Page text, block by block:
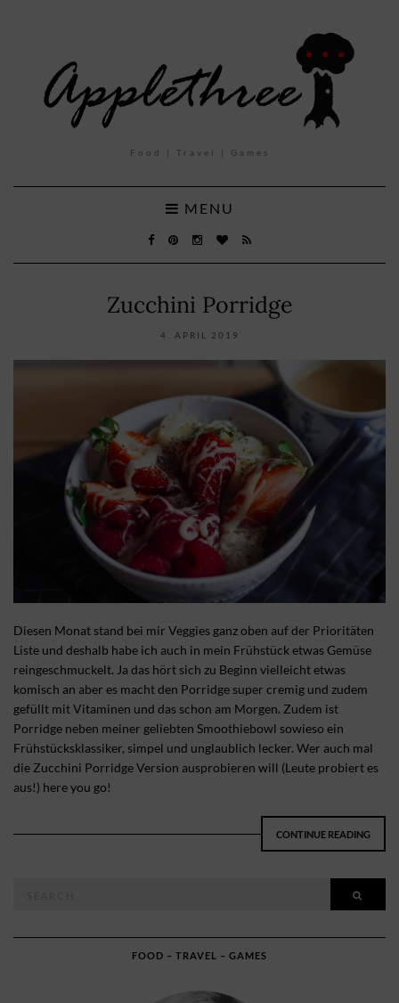
Food | Travel | Games
MENU
Zucchini Porridge
4. APRIL 2019
Diesen Monat stand bei mir Veggies ganz oben auf der Prioritäten
Liste und deshalb habe ich auch in mein Frühstück etwas Gemüse
reingeschmuckelt. Ja das hört sich zu Beginn vielleicht etwas
komisch an aber es macht den Porridge super cremig und zudem
gefüllt mit Vitaminen und das schon am Morgen. Zudem ist
Porridge neben meiner geliebten Smoothiebowl sowieso ein
Frühstücksklassiker, simpel und unglaublich lecker. Wer auch mal
die Zucchini Porridge Version ausprobieren will (Leute probiert es
aus!) here you go!
CONTINUE READING
FOOD – TRAVEL – GAMES